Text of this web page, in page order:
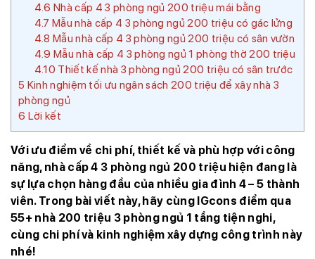
4.6 Nhà cấp 4 3 phòng ngủ 200 triệu mái bằng
4.7 Mẫu nhà cấp 4 3 phòng ngủ 200 triệu có gác lửng
4.8 Mẫu nhà cấp 4 3 phòng ngủ 200 triệu có sân vườn
4.9 Mẫu nhà cấp 4 3 phòng ngủ 1 phòng thờ 200 triệu
4.10 Thiết kế nhà 3 phòng ngủ 200 triệu có sân trước
5 Kinh nghiệm tối ưu ngân sách 200 triệu để xây nhà 3
phòng ngủ
6 Lời kết
Với ưu điểm về chi phí, thiết kế và phù hợp với công
năng, nhà cấp 4 3 phòng ngủ 200 triệu hiện đang là
sự lựa chọn hàng đầu của nhiều gia đình 4 – 5 thành
viên. Trong bài viết này, hãy cùng IGcons điểm qua
55+ nhà 200 triệu 3 phòng ngủ 1 tầng tiện nghi,
cùng chi phí và kinh nghiệm xây dựng công trình này
nhé!